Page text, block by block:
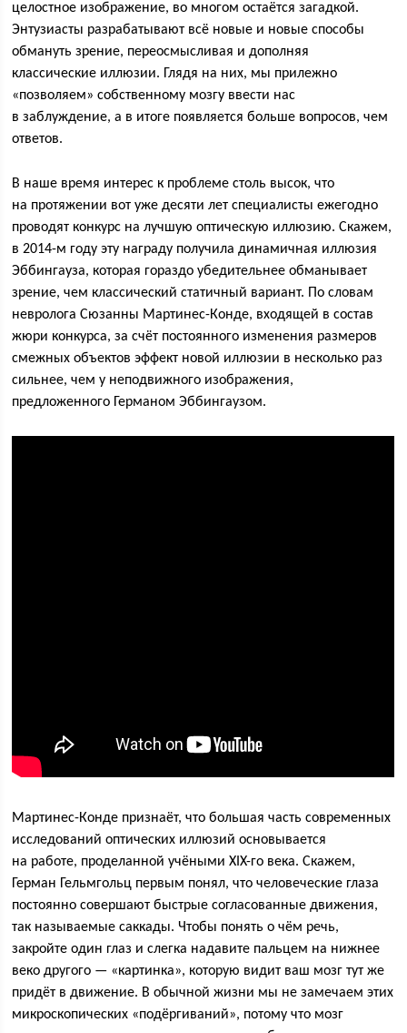
целостное изображение, во многом остаётся загадкой.
Энтузиасты разрабатывают всё новые и новые способы
обмануть зрение, переосмысливая и дополняя
классические иллюзии. Глядя на них, мы прилежно
«позволяем» собственному мозгу ввести нас
в заблуждение, а в итоге появляется больше вопросов, чем
ответов.
В наше время интерес к проблеме столь высок, что
на протяжении вот уже десяти лет специалисты ежегодно
проводят конкурс на лучшую оптическую иллюзию. Скажем,
в 2014-м году эту награду получила динамичная иллюзия
Эббингауза, которая гораздо убедительнее обманывает
зрение, чем классический статичный вариант. По словам
невролога Сюзанны Мартинес-Конде, входящей в состав
жюри конкурса, за счёт постоянного изменения размеров
смежных объектов эффект новой иллюзии в несколько раз
сильнее, чем у неподвижного изображения,
предложенного Германом Эббингаузом.
Мартинес-Конде признаёт, что большая часть современных
исследований оптических иллюзий основывается
на работе, проделанной учёными XIX-го века. Скажем,
Герман Гельмгольц первым понял, что человеческие глаза
постоянно совершают быстрые согласованные движения,
так называемые саккады. Чтобы понять о чём речь,
закройте один глаз и слегка надавите пальцем на нижнее
веко другого — «картинка», которую видит ваш мозг тут же
придёт в движение. В обычной жизни мы не замечаем этих
микроскопических «подёргиваний», потому что мозг